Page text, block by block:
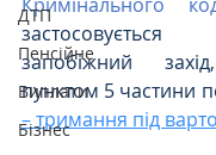
ДТП
Пенсійне
Виплати
Бізнес
запобіжний
– тримання під